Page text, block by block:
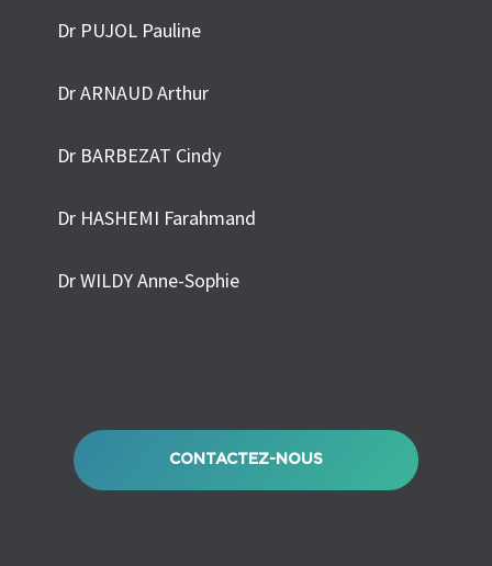
Dr PUJOL Pauline
Dr ARNAUD Arthur
Dr BARBEZAT Cindy
Dr HASHEMI Farahmand
Dr WILDY Anne-Sophie
CONTACTEZ-NOUS